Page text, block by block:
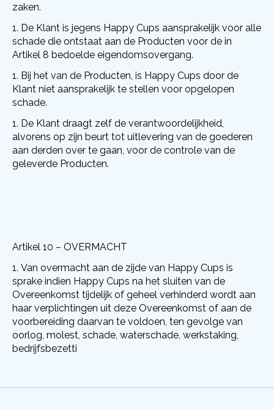
zaken.
De Klant is jegens Happy Cups aansprakelijk voor alle
schade die ontstaat aan de Producten voor de in
Artikel 8 bedoelde eigendomsovergang.
Bij het van de Producten, is Happy Cups door de
Klant niet aansprakelijk te stellen voor opgelopen
schade.
De Klant draagt zelf de verantwoordelijkheid,
alvorens op zijn beurt tot uitlevering van de goederen
aan derden over te gaan, voor de controle van de
geleverde Producten.
Artikel 10 – OVERMACHT
Van overmacht aan de zijde van Happy Cups is
sprake indien Happy Cups na het sluiten van de
Overeenkomst tijdelijk of geheel verhinderd wordt aan
haar verplichtingen uit deze Overeenkomst of aan de
voorbereiding daarvan te voldoen, ten gevolge van
oorlog, molest, schade, waterschade, werkstaking,
bedrijfsbezetti